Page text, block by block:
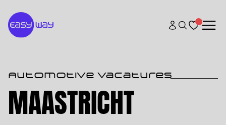
Automotive vacatures
MAASTRICHT